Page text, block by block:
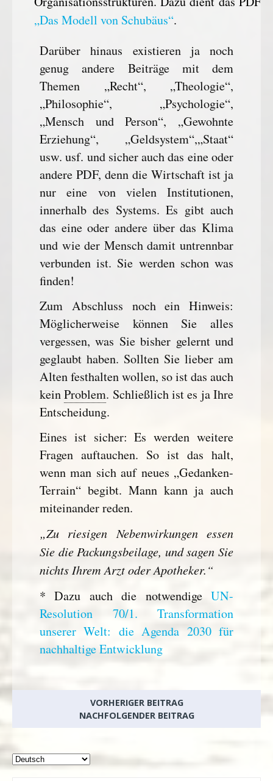
„Das Modell von Schubäus“.
Darüber hinaus existieren ja noch
genug andere Beiträge mit dem
Themen „Recht“, „Theologie“,
„Philosophie“, „Psychologie“,
„Mensch und Person“, „Gewohnte
Erziehung“, „Geldsystem“,„Staat“
usw. usf. und sicher auch das eine oder
andere PDF, denn die Wirtschaft ist ja
nur eine von vielen Institutionen,
innerhalb des Systems. Es gibt auch
das eine oder andere über das Klima
und wie der Mensch damit untrennbar
verbunden ist. Sie werden schon was
finden!
Zum Abschluss noch ein Hinweis:
Möglicherweise können Sie alles
vergessen, was Sie bisher gelernt und
geglaubt haben. Sollten Sie lieber am
Alten festhalten wollen, so ist das auch
keinProblem. Schließlich ist es ja Ihre
Entscheidung.
Eines ist sicher: Es werden weitere
Fragen auftauchen. So ist das halt,
wenn man sich auf neues „Gedanken-
Terrain“ begibt. Mann kann ja auch
miteinander reden.
„Zu riesigen Nebenwirkungen essen
Sie die Packungsbeilage, und sagen Sie
nichts Ihrem Arzt oder Apotheker.“
* Dazu auch die notwendigeUN-
Resolution 70/1. Transformation
unserer Welt: die Agenda 2030 für
nachhaltige Entwicklung
VORHERIGER BEITRAG
NACHFOLGENDER BEITRAG